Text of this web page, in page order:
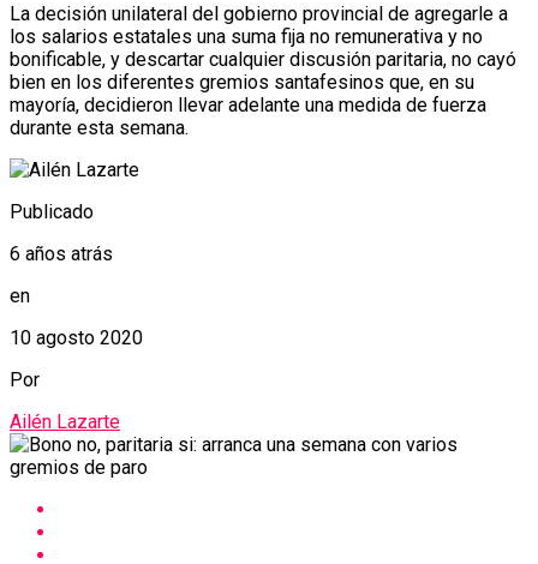
La decisión unilateral del gobierno provincial de agregarle a
los salarios estatales una suma fija no remunerativa y no
bonificable, y descartar cualquier discusión paritaria, no cayó
bien en los diferentes gremios santafesinos que, en su
mayoría, decidieron llevar adelante una medida de fuerza
durante esta semana.
Publicado
6 años atrás
en
10 agosto 2020
Por
Ailén Lazarte